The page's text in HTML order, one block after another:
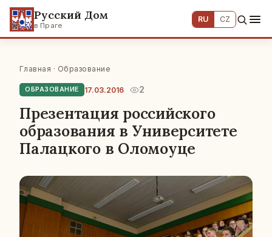
Русский Дом
в Праге
RU CZ
Главная · Образование
ОБРАЗОВАНИЕ 17.03.2016 2
Презентация российского
образования в Университете
Палацкого в Оломоуце